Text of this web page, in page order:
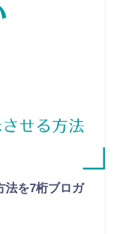
法を7桁ブロガ